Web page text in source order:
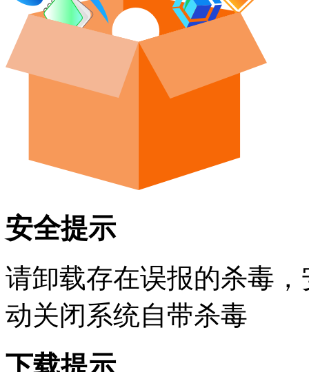
安全提示
请卸载存在误报的杀毒
动关闭系统自带杀毒